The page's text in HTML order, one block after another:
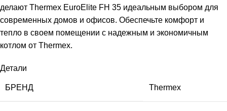
делают Thermex EuroElite FH 35 идеальным выбором для
современных домов и офисов. Обеспечьте комфорт и
тепло в своем помещении с надежным и экономичным
котлом от Thermex.
Детали
БРЕНД Thermex